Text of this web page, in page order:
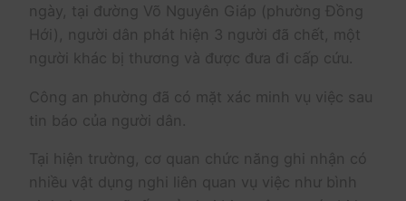
ngày, tại đường Võ Nguyên Giáp (phường Đồng
Hới), người dân phát hiện 3 người đã chết, một
người khác bị thương và được đưa đi cấp cứu.
Công an phường đã có mặt xác minh vụ việc sau
tin báo của người dân.
Tại hiện trường, cơ quan chức năng ghi nhận có
nhiều vật dụng nghi liên quan vụ việc như bình